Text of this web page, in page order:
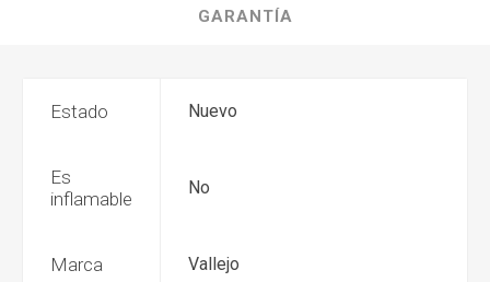
GARANTÍA
Estado Nuevo
Es
inflamable
No
Marca Vallejo